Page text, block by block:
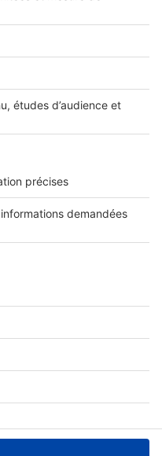
- 2023
cookies
d'Utilisation